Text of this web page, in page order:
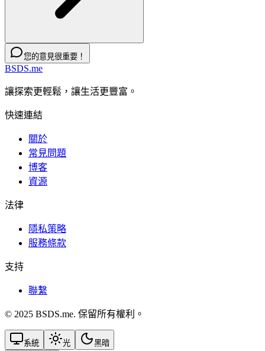
您的意見很重要！
BSDS.me
讓探索更輕鬆，讓生活更豐富。
快速連結
關於
常見問題
博客
資源
法律
隱私策略
服務條款
支持
聯繫
© 2025 BSDS.me. 保留所有權利。
系統 光 黑暗